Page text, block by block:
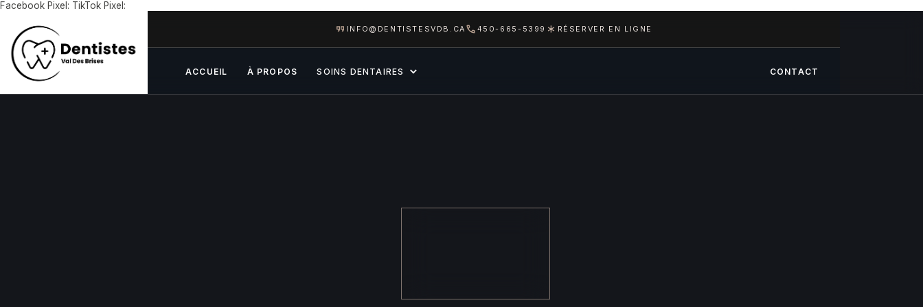
Facebook Pixel: TikTok Pixel:
INFO@DENTISTESVDB.CA 450-665-5399 RÉSERVER EN LIGNE
ACCUEIL À PROPOS SOINS DENTAIRES CONTACT